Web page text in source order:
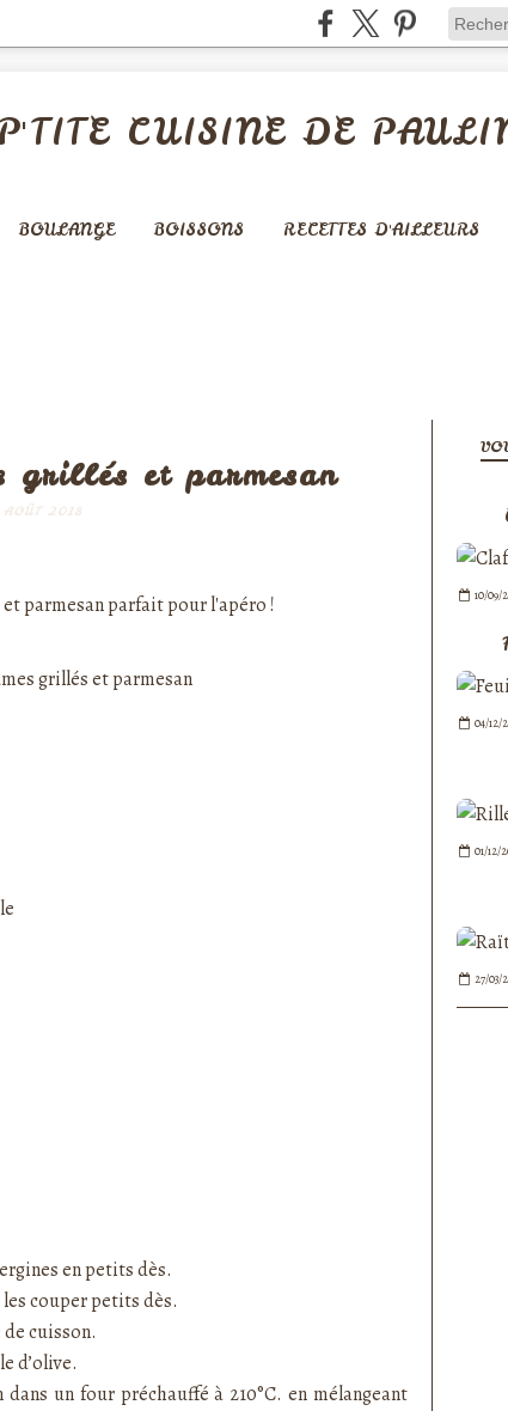
CUISINE DE
BOULANGE BOISSONS RECETTES D'AILLEURS
grillés et parmesan
AOÛT 2018
parmesan parfait pour l'apéro !
en petits dès.
couper petits dès.
cuisson.
d’olive.
un four préchauffé à 210°C. en mélangeant
10/09/
04/12/
01/12/
27/03/